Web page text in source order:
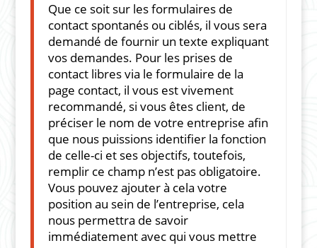
Que ce soit sur les formulaires de
contact spontanés ou ciblés, il vous sera
demandé de fournir un texte expliquant
vos demandes. Pour les prises de
contact libres via le formulaire de la
page contact, il vous est vivement
recommandé, si vous êtes client, de
préciser le nom de votre entreprise afin
que nous puissions identifier la fonction
de celle-ci et ses objectifs, toutefois,
remplir ce champ n’est pas obligatoire.
Vous pouvez ajouter à cela votre
position au sein de l’entreprise, cela
nous permettra de savoir
immédiatement avec qui vous mettre